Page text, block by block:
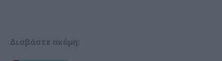
Διαβάστε ακόμη: